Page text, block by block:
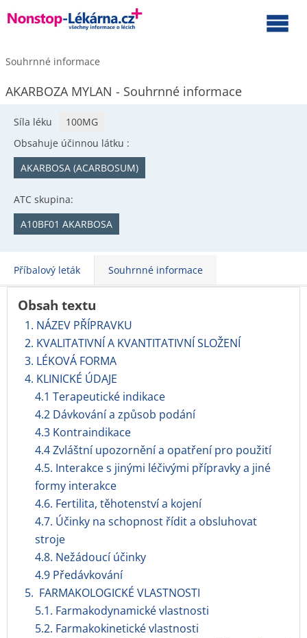
Souhrnné informace
AKARBOZA MYLAN - Souhrnné informace
Síla léku
100MG
Obsahuje účinnou látku :
AKARBOSA (ACARBOSUM)
ATC skupina:
A10BF01 AKARBOSA
Příbalový leták Souhrnné informace
Obsah textu
1. NÁZEV PŘÍPRAVKU
2. KVALITATIVNÍ A KVANTITATIVNÍ SLOŽENÍ
3. LÉKOVÁ FORMA
4. KLINICKÉ ÚDAJE
4.1 Terapeutické indikace
4.2 Dávkování a způsob podání
4.3 Kontraindikace
4.4 Zvláštní upozornění a opatření pro použití
4.5. Interakce s jinými léčivými přípravky a jiné
formy interakce
4.6. Fertilita, těhotenství a kojení
4.7. Účinky na schopnost řídit a obsluhovat
stroje
4.8. Nežádoucí účinky
4.9 Předávkování
5. FARMAKOLOGICKÉ VLASTNOSTI
5.1. Farmakodynamické vlastnosti
5.2. Farmakokinetické vlastnosti